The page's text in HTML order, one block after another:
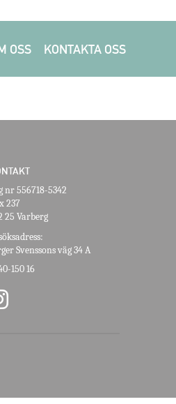
OSS KONTAKTA OSS
nr 556718-5342
237
25 Varberg
Svenssons väg 34 A
150 16